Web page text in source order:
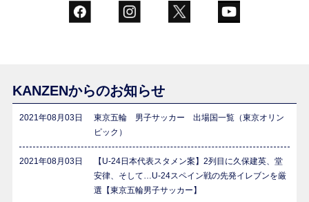
KANZENからのお知らせ
2021年08月03日
東京五輪 男子サッカー 出場国一覧（東京オリン
ピック）
2021年08月03日
【U-24日本代表スタメン案】2列目に久保建英、堂
安律、そして…U-24スペイン戦の先発イレブンを厳
選【東京五輪男子サッカー】